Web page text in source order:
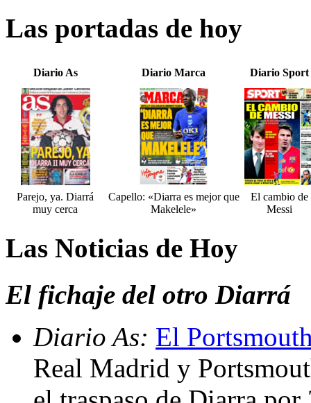
Las portadas de hoy
Diario As Diario Marca Diario Sport
Parejo, ya. Diarrá
muy cerca
Capello: «Diarra es mejor que
Makelele»
El cambio de
Messi
Las Noticias de Hoy
El fichaje del otro Diarrá
Diario As: El
Real Madrid y